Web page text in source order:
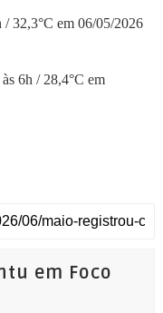
/ 32,3°C em 06/05/2026
6h / 28,4°C em
em Foco